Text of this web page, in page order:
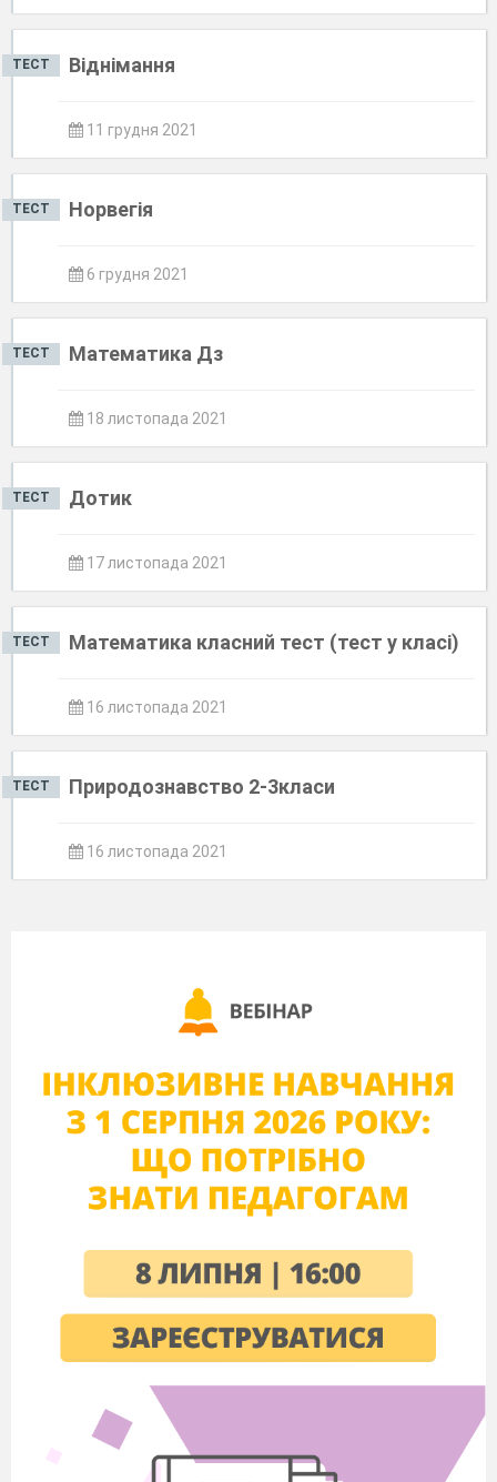
ТЕСТ Віднімання
11 грудня 2021
ТЕСТ Норвегія
6 грудня 2021
ТЕСТ Математика Дз
18 листопада 2021
ТЕСТ Дотик
17 листопада 2021
ТЕСТ Математика класний тест (тест у класі)
16 листопада 2021
ТЕСТ Природознавство 2-3класи
16 листопада 2021